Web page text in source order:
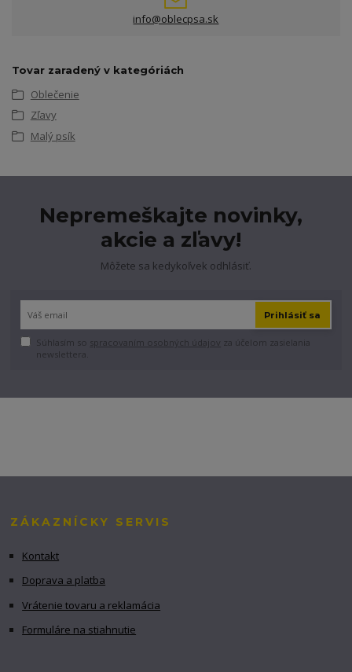
info@oblecpsa.sk
Tovar zaradený v kategóriách
Oblečenie
Zľavy
Malý psík
Nepremeškajte novinky,
akcie a zľavy!
Môžete sa kedykoľvek odhlásiť.
Prihlásiť sa
Súhlasím so spracovaním osobných údajov za účelom zasielania
newslettera.
ZÁKAZNÍCKY SERVIS
Kontakt
Doprava a platba
Vrátenie tovaru a reklamácia
Formuláre na stiahnutie